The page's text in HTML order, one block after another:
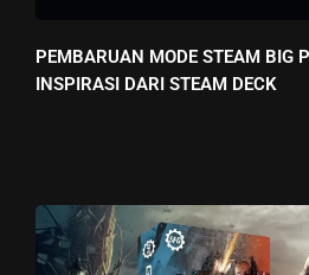
PEMBARUAN MODE STEAM BIG
INSPIRASI DARI STEAM DECK